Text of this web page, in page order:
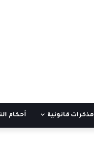
مذكرات قانونية أحكام